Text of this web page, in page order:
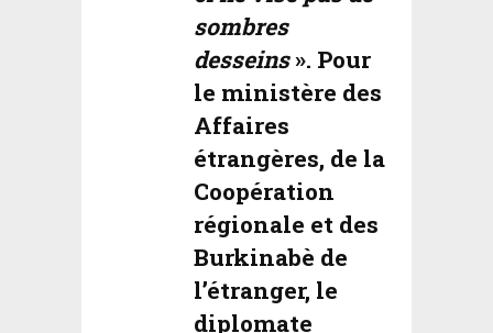
sombres
desseins». Pour
le ministère des
Affaires
étrangères, de la
Coopération
régionale et des
Burkinabè de
l’étranger, le
diplomate